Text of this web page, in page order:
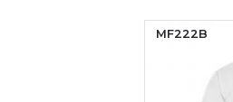
MF222B